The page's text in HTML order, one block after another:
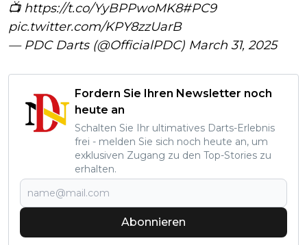
📺 https://t.co/YyBPPwoMK8#PC9
pic.twitter.com/KPY8zzUarB
— PDC Darts (@OfficialPDC) March 31, 2025
Fordern Sie Ihren Newsletter noch
heute an
Schalten Sie Ihr ultimatives Darts-Erlebnis
frei - melden Sie sich noch heute an, um
exklusiven Zugang zu den Top-Stories zu
erhalten.
Abonnieren